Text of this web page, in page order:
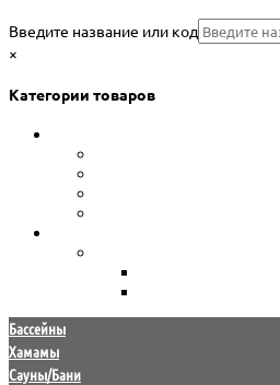
Введите название или код
×
Категории товаров
Бассейны
Хамамы
Сауны/Бани